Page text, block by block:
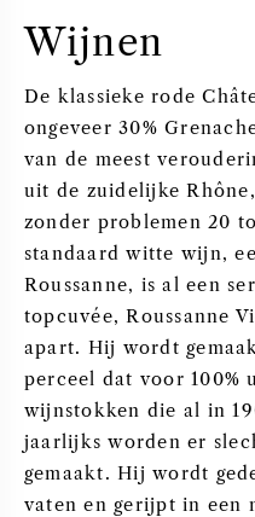
Wijnen
De klassieke rode
ongeveer 30%
van de meest
uit de zuidelijke
zonder problemen 20
standaard witte wijn,
Roussanne, is al een
topcuvée, Roussanne
apart. Hij wordt
perceel dat voor 100%
wijnstokken die al in
jaarlijks worden er
gemaakt. Hij wordt
vaten en gerijpt in een